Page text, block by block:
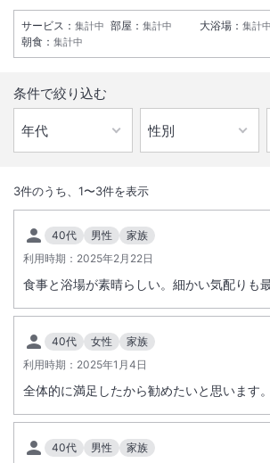
客室からは樹海・寒風山が一眺され自然が作り
と美しさを感じていただけます。特に朝日の昇る
大浴場あり
温泉
無料シャトル送迎バスは【お迎え】JR男鹿駅前
サービス ： 集計中 部屋 ： 集計中 大浴場 ： 集計中
朝食 ： 集計中
条件で絞り込む
3件のうち、 1〜3件を表示
40代 男性
家族
利用時期： 2025年2月22日
食事と浴場が素晴らしい。細かい気配りも
40代 女性
家族
利用時期： 2025年1月4日
全体的に満足したから勧めたいと思います。
40代 男性
家族